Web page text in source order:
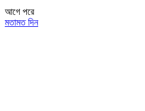
আগে পরে
মতামত দিন